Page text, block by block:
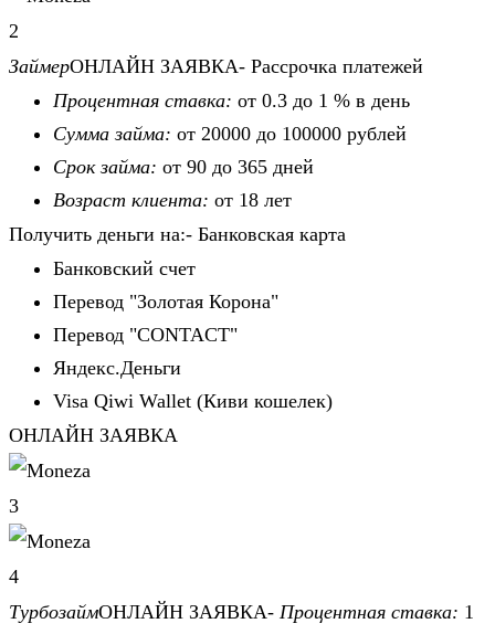
2
ЗаймерОНЛАЙН ЗАЯВКА- Рассрочка платежей
Процентная ставка: от 0.3 до 1 % в день
Сумма займа: от 20000 до 100000 рублей
Срок займа: от 90 до 365 дней
Возраст клиента: от 18 лет
Получить деньги на:- Банковская карта
Банковский счет
Перевод "Золотая Корона"
Перевод "CONTACT"
Яндекс.Деньги
Visa Qiwi Wallet (Киви кошелек)
ОНЛАЙН ЗАЯВКА
3
4
ТурбозаймОНЛАЙН ЗАЯВКА- Процентная ставка: 1